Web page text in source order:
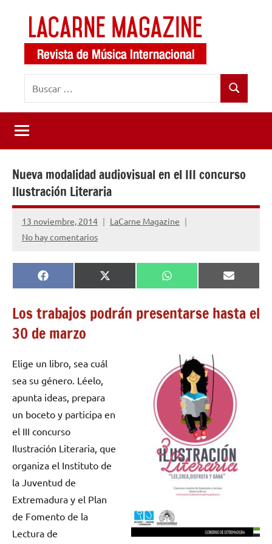
contenido
LaCarne
Magazine
de
música
internacional
Buscar
Nueva modalidad audiovisual en el III concurso
Ilustración Literaria
13 noviembre, 2014
LaCarne Magazine
No hay comentarios
Compartir
en
Facebook
Compartir
en
X
(Twitter)
Compartir
en
WhatsApp
en
Email
Los trabajos podrán presentarse hasta el
30 de marzo
Elige un libro, sea cuál
sea su género. Léelo,
apunta ideas, prepara
un boceto y participa en
el III concurso
Ilustración Literaria, que
organiza el Instituto de
la Juventud de
Extremadura y el Plan
de Fomento de la
Lectura de